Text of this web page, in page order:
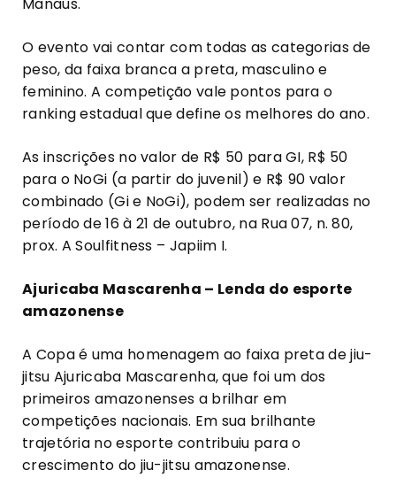
O evento vai contar com todas as categorias de
peso, da faixa branca a preta, masculino e
feminino. A competição vale pontos para o
ranking estadual que define os melhores do ano.
As inscrições no valor de R$ 50 para GI, R$ 50
para o NoGi (a partir do juvenil) e R$ 90 valor
combinado (Gi e NoGi), podem ser realizadas no
período de 16 à 21 de outubro, na Rua 07, n. 80,
prox. A Soulfitness – Japiim I.
Ajuricaba Mascarenha – Lenda do esporte
amazonense
A Copa é uma homenagem ao faixa preta de jiu-
jitsu Ajuricaba Mascarenha, que foi um dos
primeiros amazonenses a brilhar em
competições nacionais. Em sua brilhante
trajetória no esporte contribuiu para o
crescimento do jiu-jitsu amazonense.